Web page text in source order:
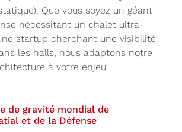
Que vous soyez un géant
nécessitant un chalet ultra-
startup cherchant une visibilité
les halls, nous adaptons notre
à votre enjeu.
de gravité mondial de
et de la Défense